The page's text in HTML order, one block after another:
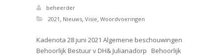
beheerder
2021 , Nieuws, Visie, Woordvoeringen
Kadenota 28 juni 2021 Algemene beschouwingen
Behoorlijk Bestuur v DH& Julianadorp Behoorlijk